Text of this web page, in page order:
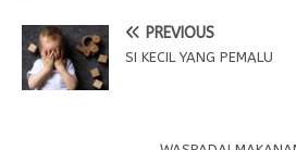
PREVIOUS
SI KECIL YANG PEMALU